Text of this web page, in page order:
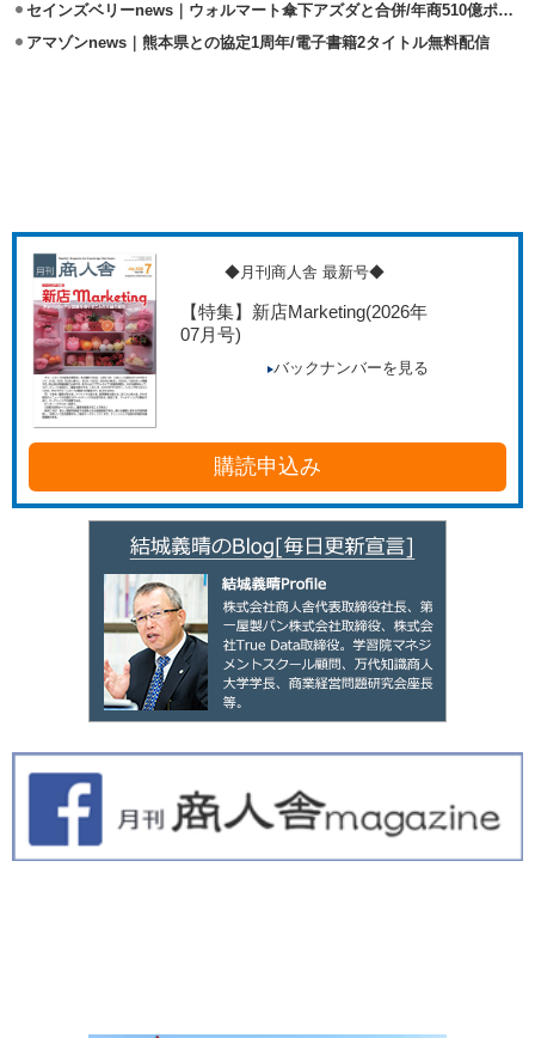
セインズベリーnews｜ウォルマート傘下アズダと合併/年商510億ポンドへ
アマゾンnews｜熊本県との協定1周年/電子書籍2タイトル無料配信
◆月刊商人舎 最新号◆
【特集】新店Marketing(2026年
07月号)
バックナンバーを見る
購読申込み